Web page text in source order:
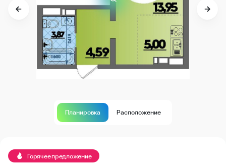
Планировка Расположение
Горячее предложение